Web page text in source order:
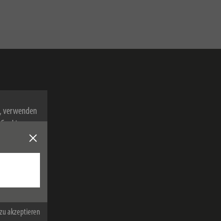
verwenden
zu.
akzeptieren
der Hugo
und